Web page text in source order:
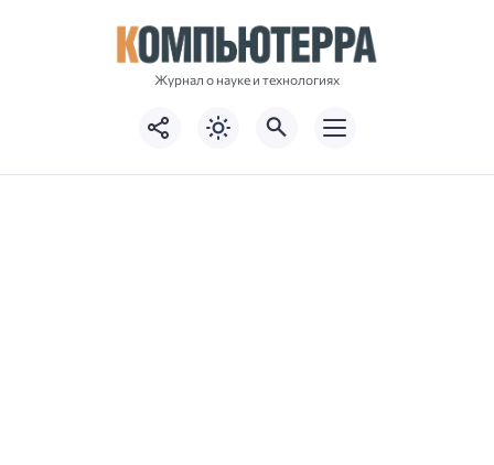
Журнал о науке и технологиях